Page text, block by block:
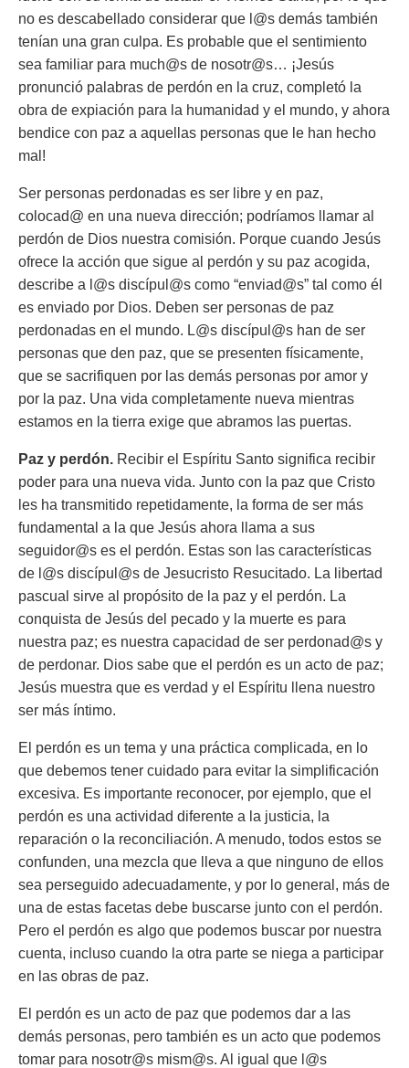
no es descabellado considerar que l@s demás también
tenían una gran culpa. Es probable que el sentimiento
sea familiar para much@s de nosotr@s… ¡Jesús
pronunció palabras de perdón en la cruz, completó la
obra de expiación para la humanidad y el mundo, y ahora
bendice con paz a aquellas personas que le han hecho
mal!
Ser personas perdonadas es ser libre y en paz,
colocad@ en una nueva dirección; podríamos llamar al
perdón de Dios nuestra comisión. Porque cuando Jesús
ofrece la acción que sigue al perdón y su paz acogida,
describe a l@s discípul@s como “enviad@s” tal como él
es enviado por Dios. Deben ser personas de paz
perdonadas en el mundo. L@s discípul@s han de ser
personas que den paz, que se presenten físicamente,
que se sacrifiquen por las demás personas por amor y
por la paz. Una vida completamente nueva mientras
estamos en la tierra exige que abramos las puertas.
Paz y perdón. Recibir el Espíritu Santo significa recibir
poder para una nueva vida. Junto con la paz que Cristo
les ha transmitido repetidamente, la forma de ser más
fundamental a la que Jesús ahora llama a sus
seguidor@s es el perdón. Estas son las características
de l@s discípul@s de Jesucristo Resucitado. La libertad
pascual sirve al propósito de la paz y el perdón. La
conquista de Jesús del pecado y la muerte es para
nuestra paz; es nuestra capacidad de ser perdonad@s y
de perdonar. Dios sabe que el perdón es un acto de paz;
Jesús muestra que es verdad y el Espíritu llena nuestro
ser más íntimo.
El perdón es un tema y una práctica complicada, en lo
que debemos tener cuidado para evitar la simplificación
excesiva. Es importante reconocer, por ejemplo, que el
perdón es una actividad diferente a la justicia, la
reparación o la reconciliación. A menudo, todos estos se
confunden, una mezcla que lleva a que ninguno de ellos
sea perseguido adecuadamente, y por lo general, más de
una de estas facetas debe buscarse junto con el perdón.
Pero el perdón es algo que podemos buscar por nuestra
cuenta, incluso cuando la otra parte se niega a participar
en las obras de paz.
El perdón es un acto de paz que podemos dar a las
demás personas, pero también es un acto que podemos
tomar para nosotr@s mism@s. Al igual que l@s